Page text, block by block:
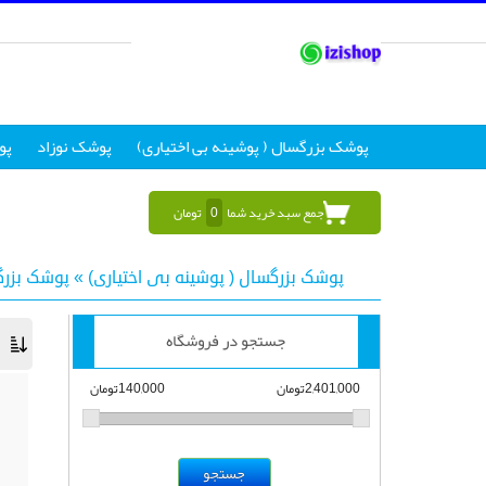
پوشک بزرگسال ( پوشینه بی اختیاری) پوشک نوزاد
جمع سبد خرید شما 0 تومان
پوشک بزرگسال ( پوشینه بی اختیاری)» پوشک
جستجو در فروشگاه
2,401,000تومان 140,000تومان
جستجو